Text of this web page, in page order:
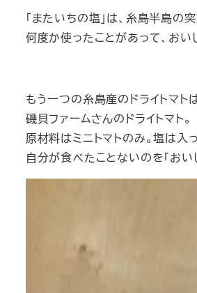
「またいちの塩」は、糸島半島の
何度か使ったことがあって、おい
もう一つの糸島産のドライトマト
磯貝ファームさんのドライトマト。
原材料はミニトマトのみ。塩は入
自分が食べたことないのを「お